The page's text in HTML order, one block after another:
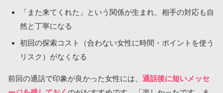
「また来てくれた」という関係が生まれ、相手の対応も自
然と丁寧になる
初回の探索コスト（合わない女性に時間・ポイントを使う
リスク）がなくなる
前回の通話で印象が良かった女性には、 通話後に短いメッセ